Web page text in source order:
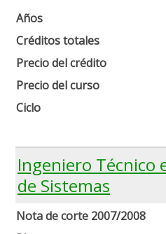
Años
Créditos totales
Precio del crédito
Precio del curso
Ciclo
Ingeniero Técnico
de Sistemas
Nota de corte 2007/2008